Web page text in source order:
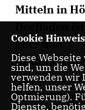
Mitteln in
gute und
leistet
Versorgung
Cookie Hinweis
Diese
sind, um die
verwenden wir
helfen, unser
Optmierung).
Dienste,